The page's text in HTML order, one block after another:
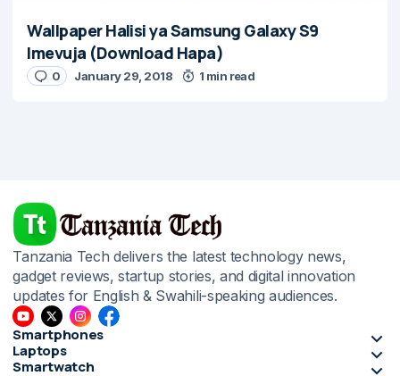
Wallpaper Halisi ya Samsung Galaxy S9
Imevuja (Download Hapa)
0 January 29, 2018 1 min read
Tanzania Tech delivers the latest technology news,
gadget reviews, startup stories, and digital innovation
updates for English & Swahili-speaking audiences.
Smartphones
Laptops
Smartwatch